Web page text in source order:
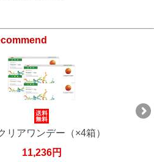
ワンデー（×4箱）
11,236円